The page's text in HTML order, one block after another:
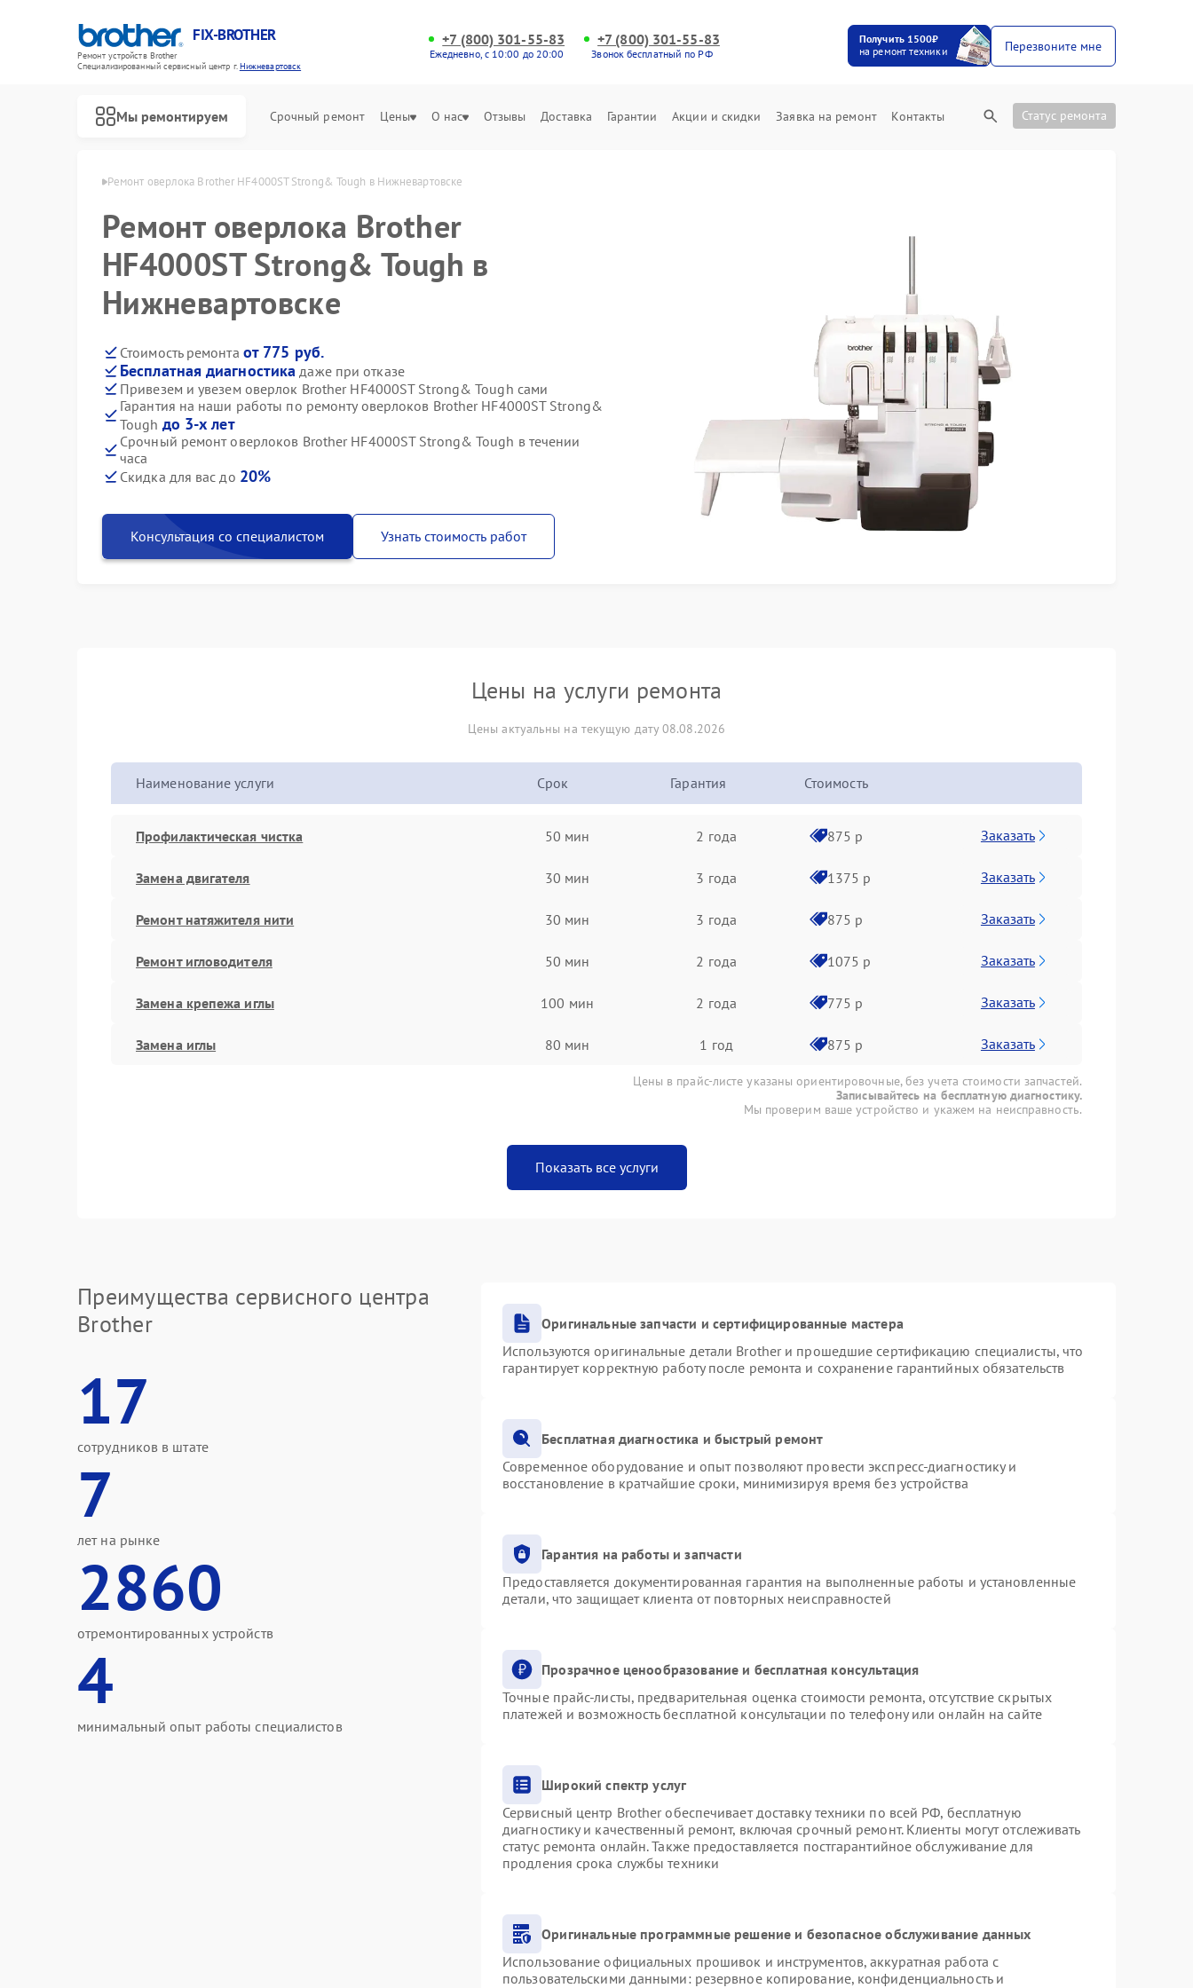
FIX-BROTHER
Ремонт устройств Brother
Специализированный cервисный центр г.Нижневартовск
+7 (800) 301-55-83
Ежедневно, с 10:00 до 20:00
+7 (800) 301-55-83
Звонок бесплатный по РФ
Получить 1500₽
на ремонт техники
Перезвоните мне
Мы ремонтируем Срочный ремонт Цены О нас Отзывы Доставка Гарантии Акции и скидки Заявка на ремонт Контакты Статус ремонта
Ремонт оверлока Brother HF4000ST Strong& Tough в Нижневартовске
Ремонт оверлока Brother
HF4000ST Strong& Tough в
Нижневартовске
Стоимость ремонта от 775 руб.
Бесплатная диагностика даже при отказе
Привезем и увезем оверлок Brother HF4000ST Strong& Tough сами
Гарантия на наши работы по ремонту оверлоков Brother HF4000ST Strong&
Tough до 3-х лет
Срочный ремонт оверлоков Brother HF4000ST Strong& Tough в течении
часа
Скидка для вас до 20%
Консультация со специалистом Узнать стоимость работ
Цены на услуги ремонта
Цены актуальны на текущую дату 08.08.2026
Наименование услуги Срок Гарантия Стоимость
Профилактическая чистка 50 мин 2 года 875 р Заказать
Замена двигателя 30 мин 3 года 1375 р Заказать
Ремонт натяжителя нити 30 мин 3 года 875 р Заказать
Ремонт игловодителя 50 мин 2 года 1075 р Заказать
Замена крепежа иглы 100 мин 2 года 775 р Заказать
Замена иглы 80 мин 1 год 875 р Заказать
Цены в прайс-листе указаны ориентировочные, без учета стоимости запчастей.
Записывайтесь на бесплатную диагностику.
Мы проверим ваше устройство и укажем на неисправность.
Показать все услуги
Преимущества сервисного центра
Brother
17
сотрудников в штате
7
лет на рынке
2860
отремонтированных устройств
4
минимальный опыт работы специалистов
Оригинальные запчасти и сертифицированные мастера
Используются оригинальные детали Brother и прошедшие сертификацию специалисты, что
гарантирует корректную работу после ремонта и сохранение гарантийных обязательств
Бесплатная диагностика и быстрый ремонт
Современное оборудование и опыт позволяют провести экспресс-диагностику и
восстановление в кратчайшие сроки, минимизируя время без устройства
Гарантия на работы и запчасти
Предоставляется документированная гарантия на выполненные работы и установленные
детали, что защищает клиента от повторных неисправностей
Прозрачное ценообразование и бесплатная консультация
Точные прайс-листы, предварительная оценка стоимости ремонта, отсутствие скрытых
платежей и возможность бесплатной консультации по телефону или онлайн на сайте
Широкий спектр услуг
Сервисный центр Brother обеспечивает доставку техники по всей РФ, бесплатную
диагностику и качественный ремонт, включая срочный ремонт. Клиенты могут отслеживать
статус ремонта онлайн. Также предоставляется постгарантийное обслуживание для
продления срока службы техники
Оригинальные программные решение и безопасное обслуживание данных
Использование официальных прошивок и инструментов, аккуратная работа с
пользовательскими данными: резервное копирование, конфиденциальность и